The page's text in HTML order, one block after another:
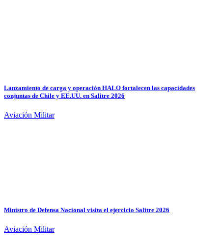
Lanzamiento de carga y operación HALO fortalecen las capacidades
conjuntas de Chile y EE.UU. en Salitre 2026
Aviación Militar
Ministro de Defensa Nacional visita el ejercicio Salitre 2026
Aviación Militar